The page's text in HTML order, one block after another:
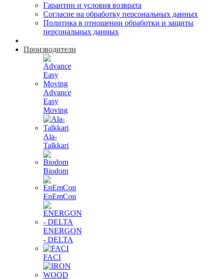
Гарантии и условия возврата
Согласие на обработку персональных данных
Политика в отношении обработки и защиты
персональных данных
Производители
Advance
Easy
Moving
Ala-
Talkkari
Biodom
EnEmCon
ENERGON
- DELTA
FACI